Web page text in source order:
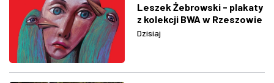
Leszek Żebrowski - plakaty
z kolekcji BWA w Rzeszowie
Dzisiaj